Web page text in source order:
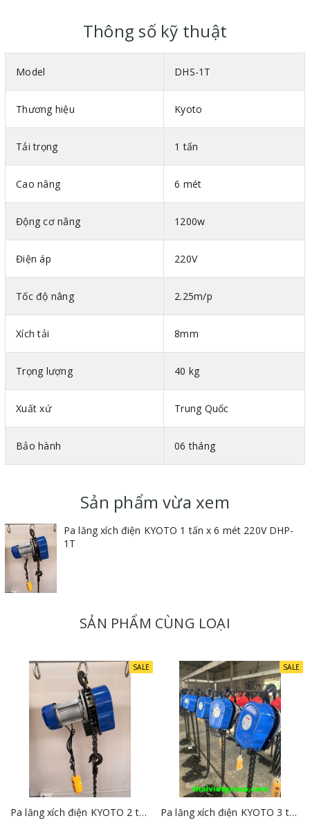
Máy có kích thước nhỏ, gọn, đẹp mắt, trọng lượng nhẹ, dễ
vận hành, dễ sử dụng và bảo dưỡng, được t
Pa lăng xích điện DHS 1 tấnvới động cơ tiết kiệm điện
năng, thiết kế đặc biệt giúp tản nhiệt mau chóng, động cơ
bằng đồng nguyên chất 100%, hệ thống phanh nhanh,
phanh bền, phanh sẽ tự động khi mất điện.
chuẩn, sử dụng thép chất lượng cao đã qua kiểm nghiệm
- 1 pha, với tốc độ nâng hạ chậm đạt
làm việc cao, đẩy nhanh tiến độ thi công công việc.
Pa lăng xích điện DHSđược lắp đặt cố định trên dầm
thép, cẩu trục để nâng hạ vật nặng, bốc xếp, dỡ hàng hóa,
thiết bị, máy móc trong khai khoáng, tại các nhà máy công
nghiệp, công trường xây dựng, bến cảng, kho bãi…
Thông số kỹ thuật
Model DHS-1T
Thương hiệu Kyoto
Tải trọng 1 tấn
Cao nâng 6 mét
Động cơ nâng 1200w
Điện áp 220V
Tốc độ nâng 2.25m/p
Xích tải 8mm
Trọng lượng 40 kg
Xuất xứ Trung Quốc
Bảo hành 06 tháng
Sản phẩm vừa xem
Pa lăng xích điện KYOTO 1 tấn x 6 mét 220V DHP-
1T
SẢN PHẨM CÙNG LOẠI
SALE
Pa lăng xích điện KYOTO 2 tấn x 6 mét 220V DHP-2T
SALE
Pa lăng xích điện KYOTO 3 tấn x 6 mét 220V DHP-3T